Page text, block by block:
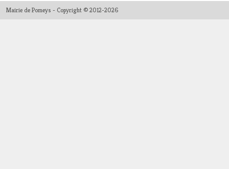
Mairie de Pomeys - Copyright © 2012-2026